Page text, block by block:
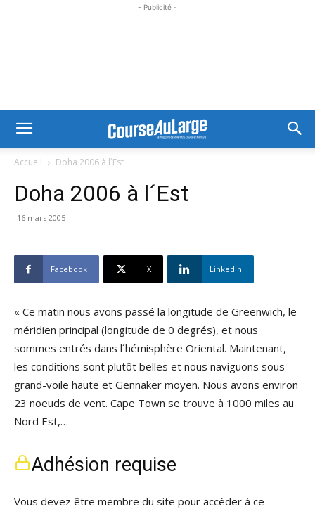
- Publicité -
Accueil Doha 2006 à l´Est
Doha 2006 à l´Est
16 mars 2005
Facebook X Linkedin
« Ce matin nous avons passé la longitude de Greenwich, le
méridien principal (longitude de 0 degrés), et nous
sommes entrés dans l´hémisphère Oriental. Maintenant,
les conditions sont plutôt belles et nous naviguons sous
grand-voile haute et Gennaker moyen. Nous avons environ
23 noeuds de vent. Cape Town se trouve à 1000 miles au
Nord Est,…
Adhésion requise
Vous devez être membre du site pour accéder à ce